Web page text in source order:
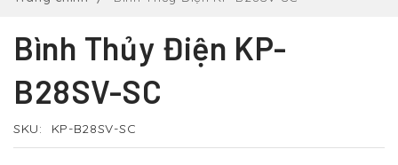
Bình Thủy Điện KP-
B28SV-SC
SKU KP-B28SV-SC